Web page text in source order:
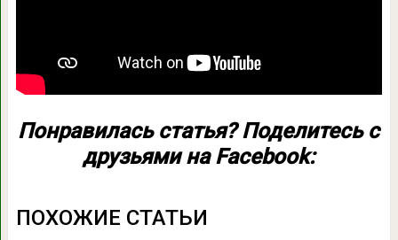
Понравилась статья? Поделитесь с
друзьями на Facebook:
ПОХОЖИЕ СТАТЬИ